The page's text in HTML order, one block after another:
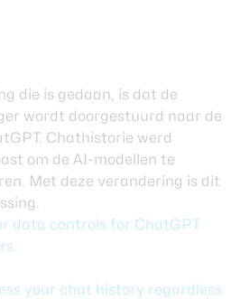
die is gedaan, is dat de
wordt doorgestuurd naar de
Chathistorie werd
om de AI-modellen te
Met deze verandering is dit
data controls for ChatGPT
your chat history regardless